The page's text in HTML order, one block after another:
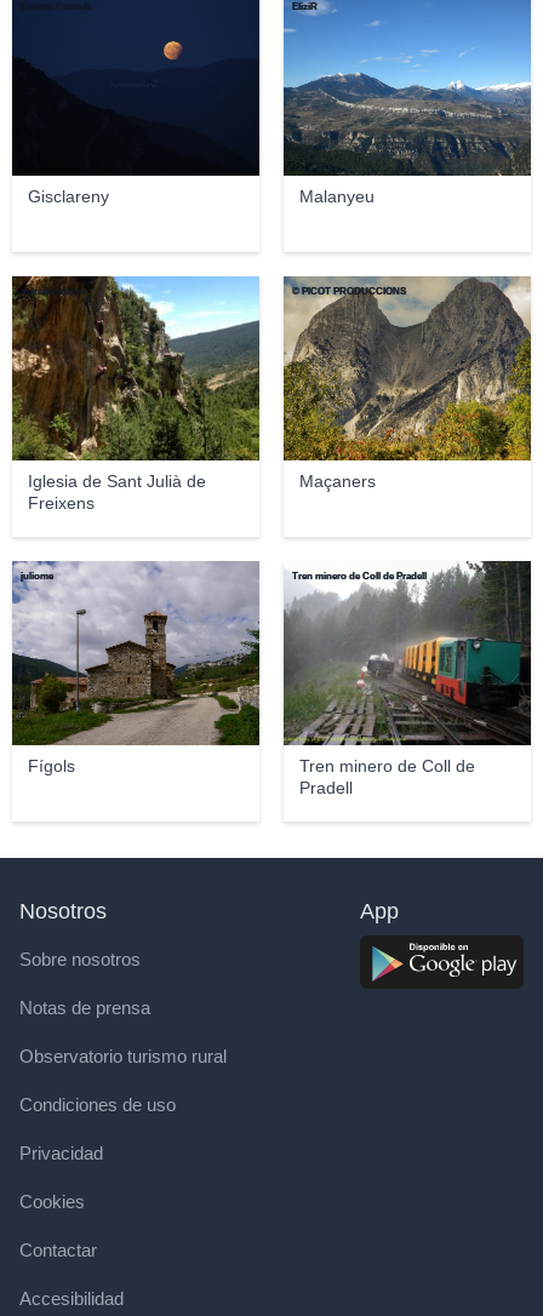
Gisclareny
Gaston Estruch
Malanyeu
EliziR
Iglesia de Sant Julià de
Freixens
marialluisabcn
Maçaners
© PICOT PRODUCCIONS
Fígols
juliome
Tren minero de Coll de
Pradell
Tren minero de Coll de Pradell
Nosotros
Sobre nosotros
Notas de prensa
Observatorio turismo rural
Condiciones de uso
Privacidad
Cookies
Contactar
Accesibilidad
App